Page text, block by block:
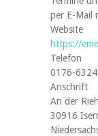
per E-Mail
Website
https://
Telefon
0176-
Anschrift
An der
30916